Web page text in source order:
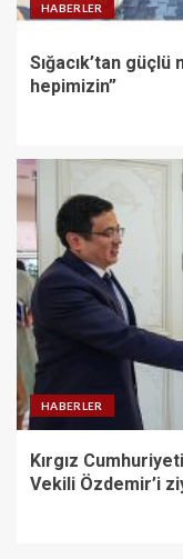
HABERLER
Sığacık’tan güçlü
hepimizin”
HABERLER
Kırgız
Vekili Özdemir’i